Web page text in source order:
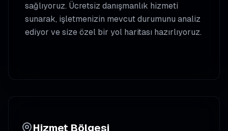
sağlıyoruz. Ücretsiz danışmanlık hizmeti
sunarak, işletmenizin mevcut durumunu analiz
ediyor ve size özel bir yol haritası hazırlıyoruz.
Hizmet Bölgesi